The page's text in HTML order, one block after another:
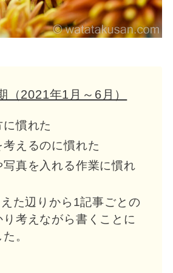
（2021年1月～6月）
慣れた
えるのに慣れた
真を入れる作業に慣れ
た辺りから1記事ごとの
り考えながら書くことに
。